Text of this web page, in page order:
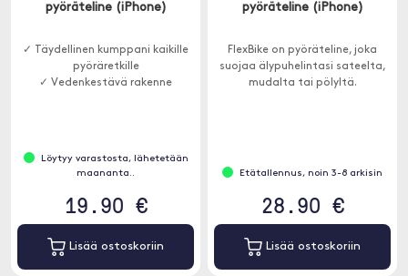
pyöräteline (iPhone)
✓ Täydellinen kumppani kaikille
pyöräretkille
✓ Vedenkestävä rakenne
Löytyy varastosta, lähetetään
maananta..
19.90 €
Lisää ostoskoriin
pyöräteline (iPhone)
FlexBike on pyöräteline, joka
suojaa älypuhelintasi sateelta,
mudalta tai pölyltä.
Etätallennus, noin 3-8 arkisin
28.90 €
Lisää ostoskoriin